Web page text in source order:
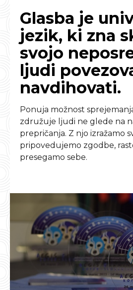
Glasba je
jezik, ki zna
svojo
ljudi
navdihovati.
Ponuja možnost
združuje ljudi ne glede na
prepričanja. Z njo izražamo
pripovedujemo zgodbe,
presegamo sebe.